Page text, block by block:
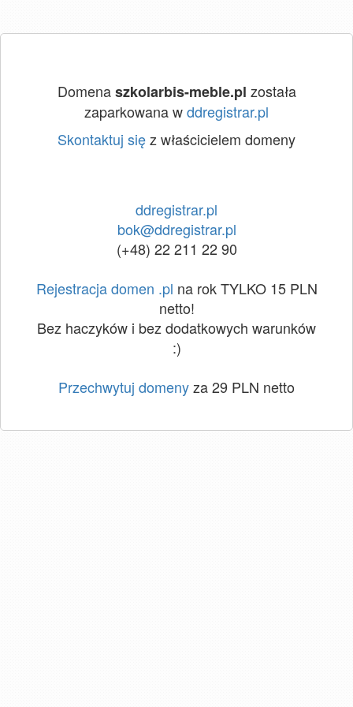
Domenaszkolarbis-meble.pl została
zaparkowana wddregistrar.pl
Skontaktuj sięz właścicielem domeny
ddregistrar.pl
bok@ddregistrar.pl
(+48) 22 211 22 90
Rejestracja domen .pl na rok TYLKO 15 PLN
netto!
Bez haczyków i bez dodatkowych warunków
:)
Przechwytuj domenyza 29 PLN netto